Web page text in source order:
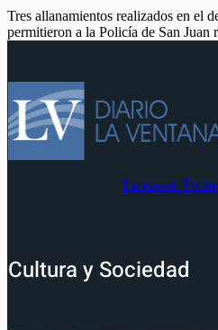
Tres allanamientos realizados en el
permitieron a la Policía de San
Facebook
Cultura y Sociedad